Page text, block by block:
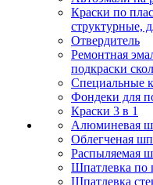
Краски по
структурные,
Отвердитель
Ремонтная
подкраски
Специальные
Фондеки для
Краски 3 в 1
Алюминевая
Облегченая
Распыляемая
Шпатлевка по
Шпатлевка